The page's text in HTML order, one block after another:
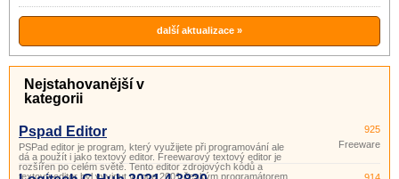
další aktualizace »
Nejstahovanější v
kategorii
Pspad Editor
PSPad editor je program, který využijete při programování ale
dá a použít i jako textový editor. Freewarový textový editor je
rozšířen po celém světě. Tento editor zdrojových kódů a
textový editor byl vyvinut v roce 2001 českým programátorem
925
Freeware